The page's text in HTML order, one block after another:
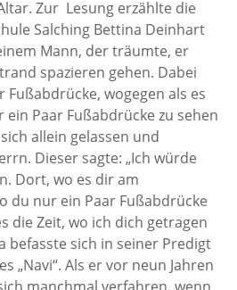
Zur Lesung erzählte die
Salching Bettina Deinhart
Mann, der träumte, er
spazieren gehen. Dabei
Fußabdrücke, wogegen als es
Paar Fußabdrücke zu sehen
allein gelassen und
Dieser sagte: „Ich würde
Dort, wo es dir am
du nur ein Paar Fußabdrücke
die Zeit, wo ich dich getragen
befasste sich in seiner Predigt
„Navi“. Als er vor neun Jahren